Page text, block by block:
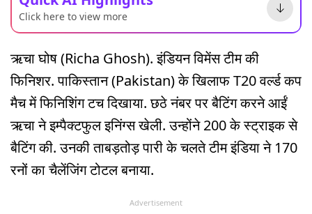
Click here to view more
ऋचा घोष (Richa Ghosh). इंडियन विमेंस टीम की
फिनिशर. पाकिस्तान (Pakistan) के खिलाफ T20 वर्ल्ड कप
मैच में फिनिशिंग टच दिखाया. छठे नंबर पर बैटिंग करने आईं
ऋचा ने इम्पैक्टफुल इनिंग्स खेली. उन्होंने 200 के स्ट्राइक से
बैटिंग की. उनकी ताबड़तोड़ पारी के चलते टीम इंडिया ने 170
रनों का चैलेंजिंग टोटल बनाया.
Advertisement